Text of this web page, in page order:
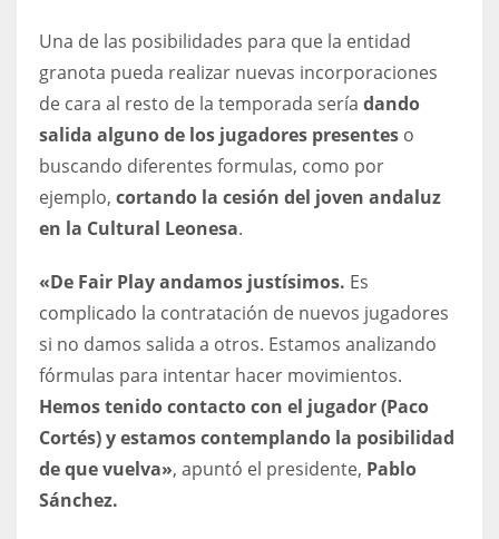
6
DEN
24
20
Una de las posibilidades para que la entidad
granota pueda realizar nuevas incorporaciones
de cara al resto de la temporada sería dando
salida alguno de los jugadores presentes o
buscando diferentes formulas, como por
ejemplo, cortando la cesión del joven andaluz
en la Cultural Leonesa.
«De Fair Play andamos justísimos. Es
complicado la contratación de nuevos jugadores
si no damos salida a otros. Estamos analizando
fórmulas para intentar hacer movimientos.
Hemos tenido contacto con el jugador (Paco
Cortés) y estamos contemplando la posibilidad
de que vuelva», apuntó el presidente, Pablo
Sánchez.